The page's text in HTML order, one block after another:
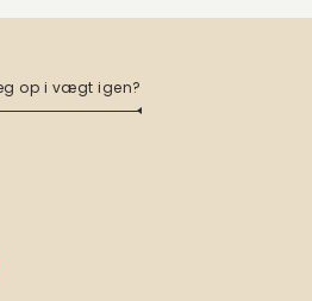
op i vægt igen?